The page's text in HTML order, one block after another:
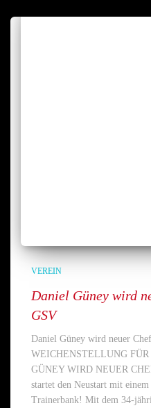
VEREIN
Daniel Güney wird
GSV
Daniel Güney wird neuer
WEICHENSTELLUNG
GÜNEY WIRD NEUER
startet den Neustart mit
Trainerbank! Mit dem 34-